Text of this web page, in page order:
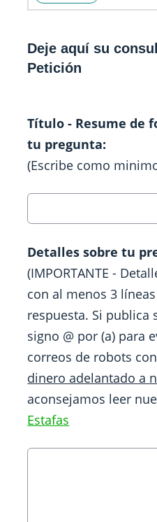
Deje aquí su
Petición
Título - Resume de
tu pregunta:
(Escribe como
Detalles sobre tu
(IMPORTANTE -
con al menos 3
respuesta. Si publica
signo @ por (a) para
correos de robots
dinero adelantado a
aconsejamos leer
Estafas